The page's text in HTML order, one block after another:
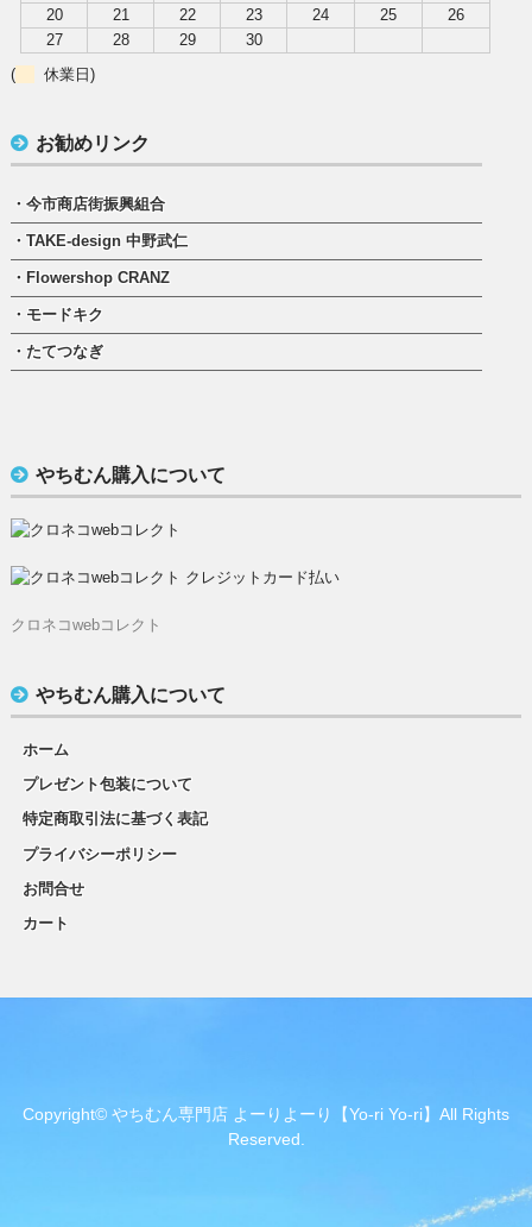
20
21 22 23 24 25
26
27
28 29
30
(
休業日)
お勧めリンク
・今市商店街振興組合
・TAKE-design 中野武仁
・Flowershop CRANZ
・モードキク
・たてつなぎ
やちむん購入について
クロネコwebコレクト
やちむん購入について
ホーム
プレゼント包装について
特定商取引法に基づく表記
プライバシーポリシー
お問合せ
カート
Copyright© やちむん専門店 よーりよーり【Yo-ri Yo-ri】All Rights
Reserved.